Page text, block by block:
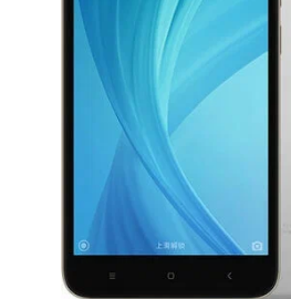
Получайте товар
выбранный способом
Оставшиеся
списываться
по25 каждые 2 недели
Подробнее